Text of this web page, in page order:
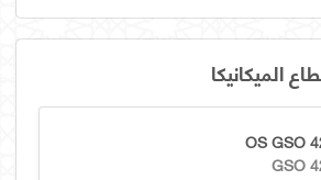
الميكانيكا
OS GSO
GSO